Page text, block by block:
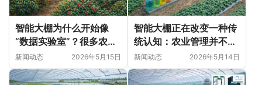
智能大棚为什么开始像
“数据实验室”？很多农业
变化，正在悄悄发生
新闻动态 2026年5月15日
智能大棚正在改变一种传
统认知：农业管理并不只
是“种植技术”
新闻动态 2026年5月14日